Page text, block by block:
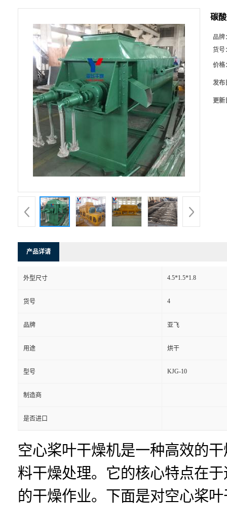
碳
品牌
货号
价格
发布
更新
产品详请
外型尺寸 4.5*1.5*1.8
货号 4
品牌 亚飞
用途 烘干
型号 KJG-10
制造商
是否进口
空心桨叶干燥机是一种高效的
料干燥处理。它的核心特点在
的干燥作业。下面是对空心桨